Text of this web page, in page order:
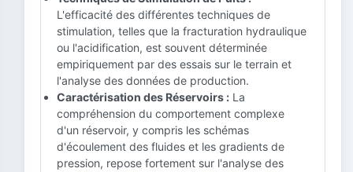
L'efficacité des différentes techniques de
stimulation, telles que la fracturation hydraulique
ou l'acidification, est souvent déterminée
empiriquement par des essais sur le terrain et
l'analyse des données de production.
Caractérisation des Réservoirs : La
compréhension du comportement complexe
d'un réservoir, y compris les schémas
d'écoulement des fluides et les gradients de
pression, repose fortement sur l'analyse des